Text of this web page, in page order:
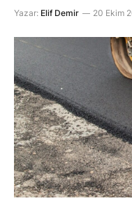
Yazar: Elif Demir 20 Ekim